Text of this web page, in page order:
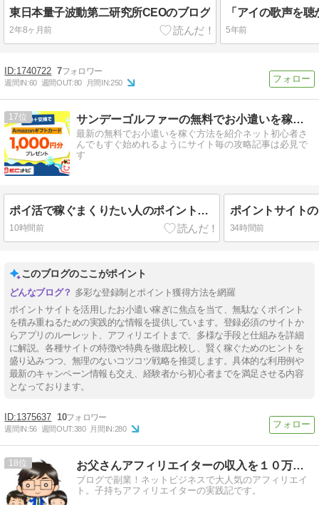
東日本量子波動第二研究所CEOのブログ
2年8ヶ月前 5年前
1740722 7
週間IN:60 週間OUT:80 月間IN:250
17 サンデーゴルファーの無料でお小遣いを稼ぐ方法
最新の無料でお小遣いを稼ぐ方法を紹介ネット初心者さ
んでもすぐ始めれるようにサイト毎の攻略記事は必見で
す
ポイ活で稼ぐまくりたい人のポイントインカムで換金達成
10時間前 34時間前
このブログのここがポイント
多彩な登録制とポイント獲得方法を網羅
ポイントサイトを活用したお小遣い稼ぎに焦点を当て、無駄なくポイント
を積み重ねるための実践的な情報を提供しています。登録必須のサイトか
らアプリのルーレット、アフィリエイトまで、多様な手段と仕組みを詳細
に解説。各種サイトの特徴や特典を徹底比較し、賢く稼ぐためのヒントを
盛り込みつつ、無理のないコツコツ戦略を推奨します。具体的な利用例や
最新のキャンペーン情報も交え、経験者から初心者までを満足させる内容
となっております。
1375637 10
週間IN:56 週間OUT:380 月間IN:280
18 お父さんアフィリエイターの収入を１０万円増やす方法
ブログで副業！ネットビジネスで大人気のアフィリエイ
ト。子持ちアフィリエイターの実践記です。